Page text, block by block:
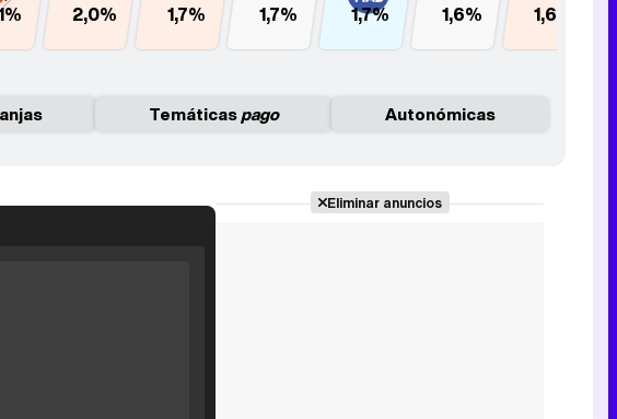
2,0% 1,7% 1,7% 1,7% 1,6% 1,6%
Temáticaspago Autonómicas
Eliminar anuncios